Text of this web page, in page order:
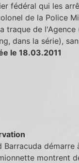
fédéral qui les
de la Police
traque de l'Agence
dans la série),
le 18.03.2011
Barracuda
montrent